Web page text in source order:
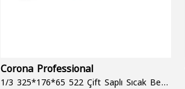
Corona Professional
1/3 325*176*65 522 Çift Saplı Sıcak Bekletme Tepsisi